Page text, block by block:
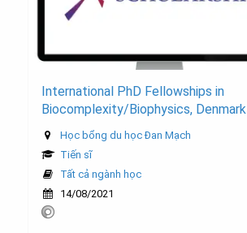
International PhD Fellowships in
Biocomplexity/Biophysics, Denmark
Học bổng du học Đan Mạch
Tiến sĩ
Tất cả ngành học
14/08/2021